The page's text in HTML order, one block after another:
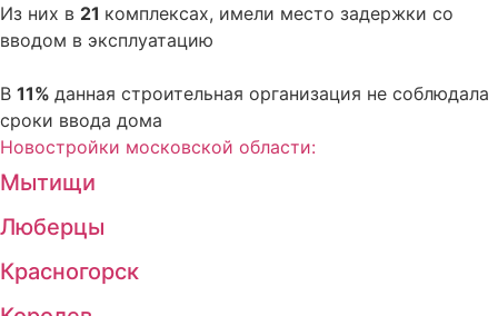
Из них в 21 комплексах, имели место задержки со
вводом в эксплуатацию
В 11% данная строительная организация не соблюдала
сроки ввода дома
Новостройки московской области:
Мытищи
Люберцы
Красногорск